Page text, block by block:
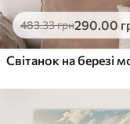
483.33грн290.00
Світанок на березі